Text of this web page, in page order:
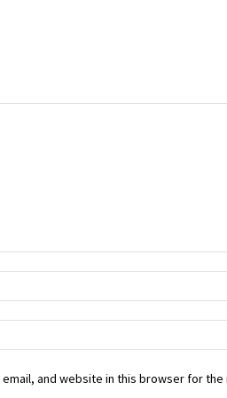
email, and website in this browser for